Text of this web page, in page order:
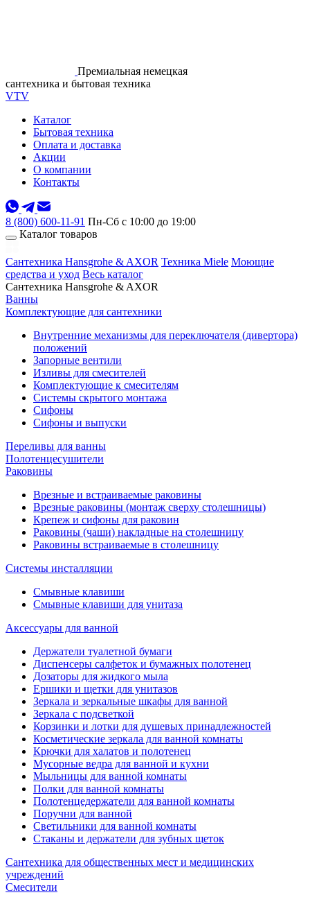
Премиальная немецкая
сантехника и бытовая техника
VTV
Каталог
Бытовая техника
Оплата и доставка
Акции
О компании
Контакты
8 (800) 600-11-91 Пн-Сб с 10:00 до 19:00
Каталог товаров
Сантехника Hansgrohe & AXOR Техника Miele Моющие
средства и уход Весь каталог
Сантехника Hansgrohe & AXOR
Ванны
Комплектующие для сантехники
Внутренние механизмы для переключателя (дивертора)
положений
Запорные вентили
Изливы для смесителей
Комплектующие к смесителям
Системы скрытого монтажа
Сифоны
Сифоны и выпуски
Переливы для ванны
Полотенцесушители
Раковины
Врезные и встраиваемые раковины
Врезные раковины (монтаж сверху столешницы)
Крепеж и сифоны для раковин
Раковины (чаши) накладные на столешницу
Раковины встраиваемые в столешницу
Системы инсталляции
Смывные клавиши
Смывные клавиши для унитаза
Аксессуары для ванной
Держатели туалетной бумаги
Диспенсеры салфеток и бумажных полотенец
Дозаторы для жидкого мыла
Ершики и щетки для унитазов
Зеркала и зеркальные шкафы для ванной
Зеркала с подсветкой
Корзинки и лотки для душевых принадлежностей
Косметические зеркала для ванной комнаты
Крючки для халатов и полотенец
Мусорные ведра для ванной и кухни
Мыльницы для ванной комнаты
Полки для ванной комнаты
Полотенцедержатели для ванной комнаты
Поручни для ванной
Светильники для ванной комнаты
Стаканы и держатели для зубных щеток
Сантехника для общественных мест и медицинских
учреждений
Смесители